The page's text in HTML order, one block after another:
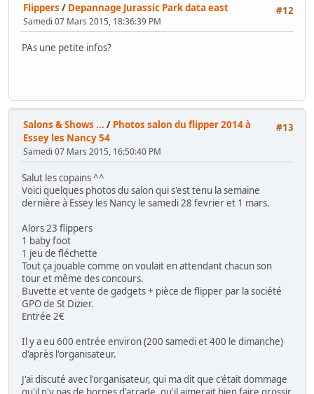
#12
Flippers / Depannage Jurassic Park data east
Samedi 07 Mars 2015, 18:36:39 PM
PAs une petite infos?
#13
Salons & Shows ... / Photos salon du flipper 2014 à
Essey les Nancy 54
Samedi 07 Mars 2015, 16:50:40 PM
Salut les copains ^^
Voici quelques photos du salon qui s'est tenu la semaine
dernière à Essey les Nancy le samedi 28 fevrier et 1 mars.
Alors 23 flippers
1 baby foot
1 jeu de fléchette
Tout ça jouable comme on voulait en attendant chacun son
tour et même des concours.
Buvette et vente de gadgets + pièce de flipper par la société
GPO de St Dizier.
Entrée 2€
Il y a eu 600 entrée environ (200 samedi et 400 le dimanche)
d'après l'organisateur.
J'ai discuté avec l'organisateur, qui ma dit que c'était dommage